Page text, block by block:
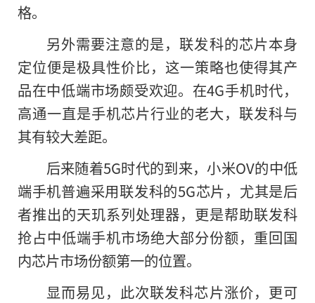
格。
另外需要注意的是，联发科的芯片本身
定位便是极具性价比，这一策略也使得其产
品在中低端市场颇受欢迎。在4G手机时代，
高通一直是手机芯片行业的老大，联发科与
其有较大差距。
后来随着5G时代的到来，小米OV的中低
端手机普遍采用联发科的5G芯片，尤其是后
者推出的天玑系列处理器，更是帮助联发科
抢占中低端手机市场绝大部分份额，重回国
内芯片市场份额第一的位置。
显而易见，此次联发科芯片涨价，更可